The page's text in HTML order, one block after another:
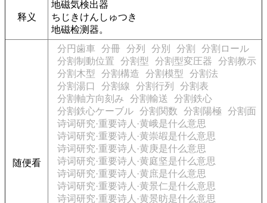
释义
地磁気検出器
ちじきけんしゅつき
地磁检测器。
随便看
分円歯車 分冊 分列 分別 分割
分割ロール
分割制動位置
分割型 分割型変圧器
分割教示
分割木型
分割構造 分割模型
分割法
分割湯口
分割線 分割行列
分割表
分割軸方向刻み
分割輸送
分割鉄心
分割鉄心ケーブル 分割関数 分割陽極
分割面
诗词研究·重要诗人·黄峨是什么意思
诗词研究·重要诗人·黄崇嘏是什么意思
诗词研究·重要诗人·黄庚是什么意思
诗词研究·重要诗人·黄庭坚是什么意思
诗词研究·重要诗人·黄庶是什么意思
诗词研究·重要诗人·黄景仁是什么意思
诗词研究·重要诗人·黄景昉是什么意思